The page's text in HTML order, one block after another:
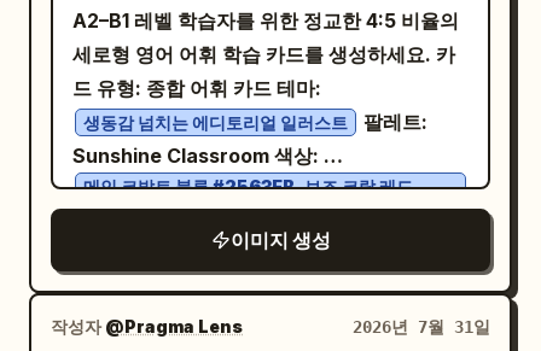
지는 화면에서는 정면, 측면, 후면, 위에서 내려
다본 보조 각도를 배치함. 사람의 착석 자세와
책상과의 관계를 활용하여 특정 신장 적합 범위
를 추측하지 않고도 제품의 크기를 가늠할 수
있도록 함. 헤드레스트, 등받이, 팔걸이, 좌판
쿠션, 요추 받침대, 의자 다리를 내부 분해 구조
없이 외곽선으로 라벨링함. 사무, 독서, 짧은 휴
자가 제공한 구조적 설명과 출처만 표시하고 누
락된 항목은 "확인 예정 정보"로 표기함. 파라
A2–B1 레벨 학습자를 위한 정교한 4:5 비율의
세로형 영어 어휘 학습 카드를 생성하세요. 카
드 유형: 종합 어휘 카드 테마:
생동감 넘치는 에디토리얼 일러스트
팔레트:
Sunshine Classroom 색상:
메인 코발트 블루 #2563EB, 보조 코랄 레드
#FF6B5C, 보조 레몬 옐로우 #FFD84D, 보조 스
카이 블루 #7DD3FC, 다크 텍스트 #17324D, 따
뜻한 크림 배경 #FFF9E8
. 다음 텍스트를 정확하게 표시하세요:
library
/ˈlaɪ.brər.i/ noun 도서관 Places
이미지 생성
작성자@Pragma Lens 2026년 7월 31일